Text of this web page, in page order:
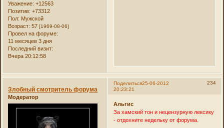
Уважение: +12563
Позитив: +73312
Пол: Мужской
Возраст: 57[1969-08-06]
Провел на форуме:
11 месяцев 3 дня
Последний визит:
Вчера 20:12:58
Поделиться 234
25-06-2012
20:23:21
Злобный смотритель форума
Модератор
Альгис
За хамский тон и нецензурную лексику
- отдохните недельку от форума.